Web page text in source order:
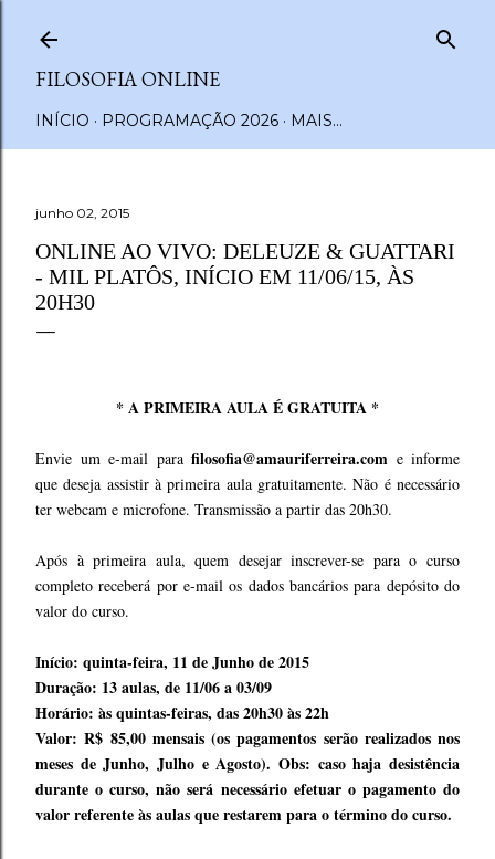
FILOSOFIA ONLINE
INÍCIO PROGRAMAÇÃO 2026 MAIS…
junho 02, 2015
ONLINE AO VIVO: DELEUZE & GUATTARI
- MIL PLATÔS, INÍCIO EM 11/06/15, ÀS
20H30
* A PRIMEIRA AULA É GRATUITA *
Envie um e-mail parafilosofia@amauriferreira.com e informe
que deseja assistir à primeira aula gratuitamente. Não é necessário
ter webcam e microfone. Transmissão a partir das 20h30.
Após à primeira aula, quem desejar inscrever-se para o curso
completo receberá por e-mail os dados bancários para depósito do
valor do curso.
Início: quinta-feira, 11 de Junho de 2015
Duração: 13 aulas, de 11/06 a 03/09
Horário: às quintas-feiras, das 20h30 às 22h
Valor: R$ 85,00 mensais (os pagamentos serão realizados nos
meses de Junho, Julho e Agosto). Obs: caso haja desistência
durante o curso, não será necessário efetuar o pagamento do
valor referente às aulas que restarem para o término do curso.